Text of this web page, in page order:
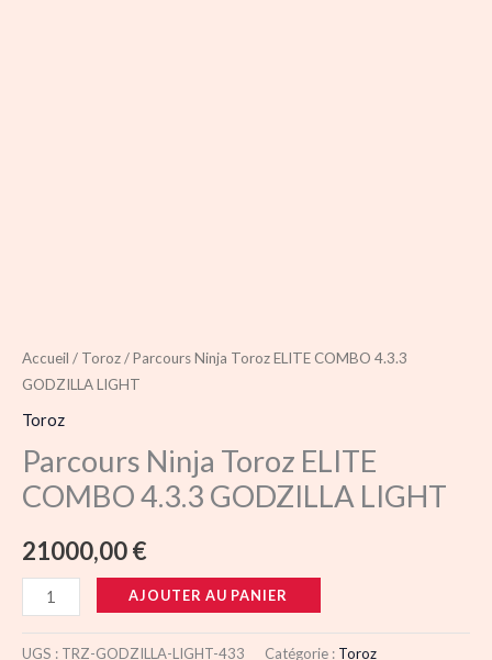
Accueil / Toroz/ Parcours Ninja Toroz ELITE COMBO 4.3.3
GODZILLA LIGHT
Toroz
Parcours Ninja Toroz ELITE
COMBO 4.3.3 GODZILLA LIGHT
21000,00€
AJOUTER AU PANIER
UGS : TRZ-GODZILLA-LIGHT-433 Catégorie : Toroz